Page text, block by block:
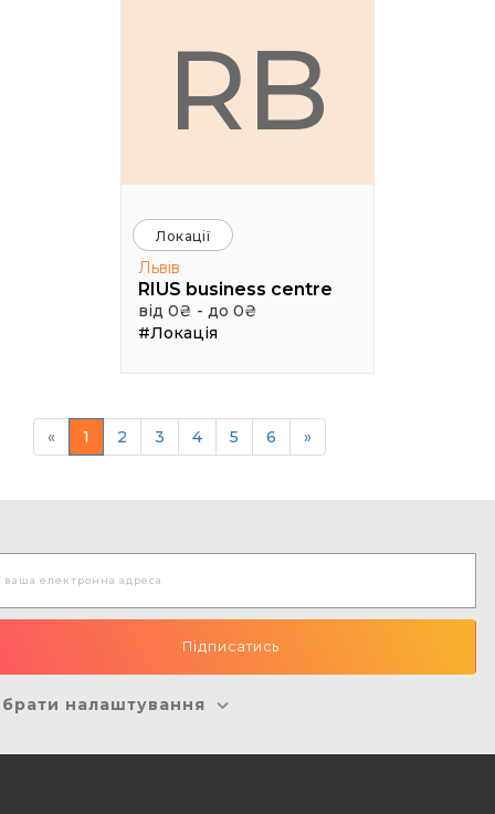
RB
Локації
Львів
RIUS business centre
від 0₴ - до 0₴
#Локація
« 1 2 3 4 5 6 »
налаштування